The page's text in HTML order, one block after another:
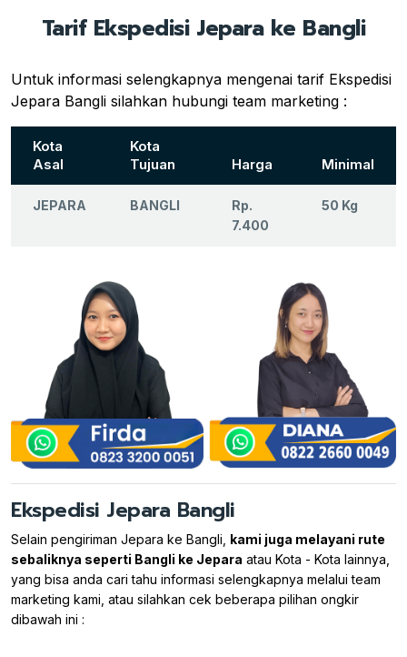
Tarif Ekspedisi Jepara ke Bangli
Untuk informasi selengkapnya mengenai tarif Ekspedisi
Jepara Bangli silahkan hubungi team marketing :
Kota
Asal
Kota
Tujuan
Harga Minimal
JEPARA BANGLI
Rp.
7.400
50 Kg
Ekspedisi Jepara Bangli
Selain pengiriman Jepara ke Bangli, kami juga melayani rute
sebaliknya seperti Bangli ke Jepara atau Kota - Kota lainnya,
yang bisa anda cari tahu informasi selengkapnya melalui team
marketing kami, atau silahkan cek beberapa pilihan ongkir
dibawah ini :